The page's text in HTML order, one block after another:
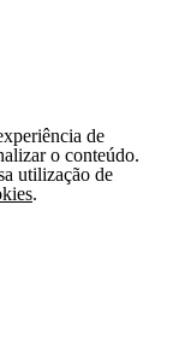
de
o conteúdo.
utilização de
.